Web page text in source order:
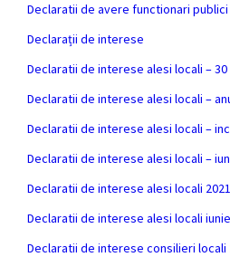
Declaratii de avere functionari publici
Declarații de interese
Declaratii de interese alesi locali –
Declaratii de interese alesi locali –
Declaratii de interese alesi locali –
Declaratii de interese alesi locali –
Declaratii de interese alesi locali
Declaratii de interese alesi locali
Declaratii de interese consilieri locali